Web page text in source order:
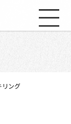
リング